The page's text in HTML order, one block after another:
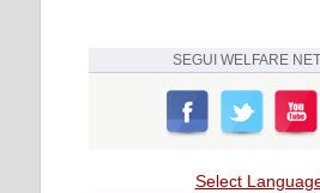
SEGUI WELFARE
Select